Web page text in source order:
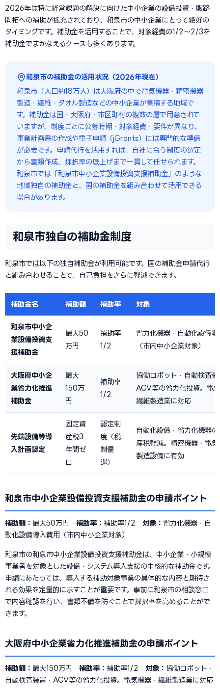
2026年は特に経営課題の解決に向けた中小企業の設備投資・販路
開拓への補助が拡充されており、和泉市の中小企業にとって絶好の
タイミングです。補助金を活用することで、対象経費の1/2〜2/3を
補助金でまかなえるケースも多くあります。
和泉市の補助金の活用状況（2026年現在）
和泉市（人口約18万人）は大阪府の中で電気機器・精密機器
製造・繊維・タオル製造などの中小企業が集積する地域で
す。補助金は国・大阪府・市区町村の複数の層で用意されて
いますが、制度ごとに公募時期・対象経費・要件が異なり、
事業計画書の作成や電子申請（jGrants）には専門的な準備
が必要です。申請代行を活用すれば、自社に合う制度の選定
から書類作成、採択率の底上げまで一貫して任せられます。
和泉市では「和泉市中小企業設備投資支援補助金」のような
地域独自の補助金と、国の補助金を組み合わせて活用できる
場合があります。
和泉市独自の補助金制度
和泉市では以下の独自補助金が利用可能です。国の補助金申請代行
と組み合わせることで、自己負担をさらに軽減できます。
補助金名 補助額 補助率 対象
和泉市中小企
業設備投資支
援補助金
最大50
万円
補助率
1/2
省力化機器・自動化設備
（市内中小企業対象）
大阪府中小企
業省力化推進
補助金
最大
150万
円
補助率
1/2
協働ロボット・自動検査装
AGV等の省力化投資。電
繊維製造業に対応
先端設備等導
入計画認定
固定資
産税3
年間ゼ
ロ
認定制
度（税
制優
遇）
自動化設備・省力化機器
産税軽減。精密機器・電
製造設備に有効
和泉市中小企業設備投資支援補助金の申請ポイント
補助額： 最大50万円 補助率： 補助率1/2 対象： 省力化機器・自
動化設備導入費用（市内中小企業対象）
和泉市の和泉市中小企業設備投資支援補助金は、中小企業・小規模
事業者を対象とした設備・システム導入支援の中核的な補助金です。
申請にあたっては、導入する補助対象事業の具体的な内容と期待さ
れる効果を定量的に示すことが重要です。事前に和泉市の相談窓口
で内容確認を行い、書類不備を防ぐことで採択率を高めることがで
きます。
大阪府中小企業省力化推進補助金の申請ポイント
補助額： 最大150万円 補助率： 補助率1/2 対象： 協働ロボット・
自動検査装置・AGV等の省力化投資。電気機器・繊維製造業に対応